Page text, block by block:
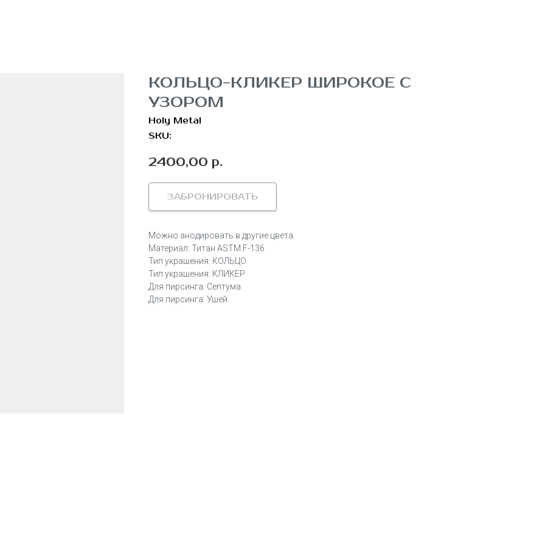
КОЛЬЦО-КЛИКЕР ШИРОКОЕ С
УЗОРОМ
Holy Metal
SKU:
2400,00 р.
ЗАБРОНИРОВАТЬ
Можно анодировать в другие цвета.
Материал: Титан ASTM F-136
Тип украшения: КОЛЬЦО
Тип украшения: КЛИКЕР
Для пирсинга: Септума
Для пирсинга: Ушей